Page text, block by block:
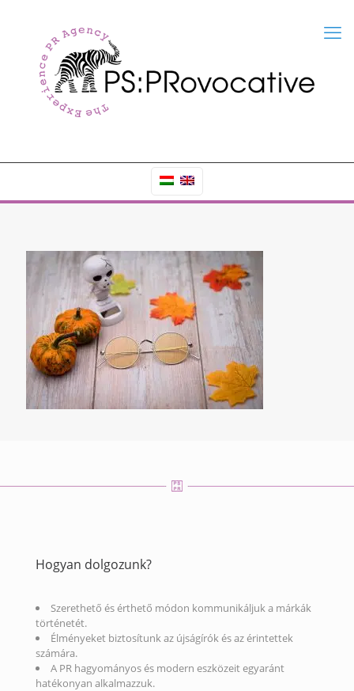
Hogyan dolgozunk?
Szerethető és érthető módon kommunikáljuk a márkák
történetét.
Élményeket biztosítunk az újságírók és az érintettek
számára.
A PR hagyományos és modern eszközeit egyaránt
hatékonyan alkalmazzuk.